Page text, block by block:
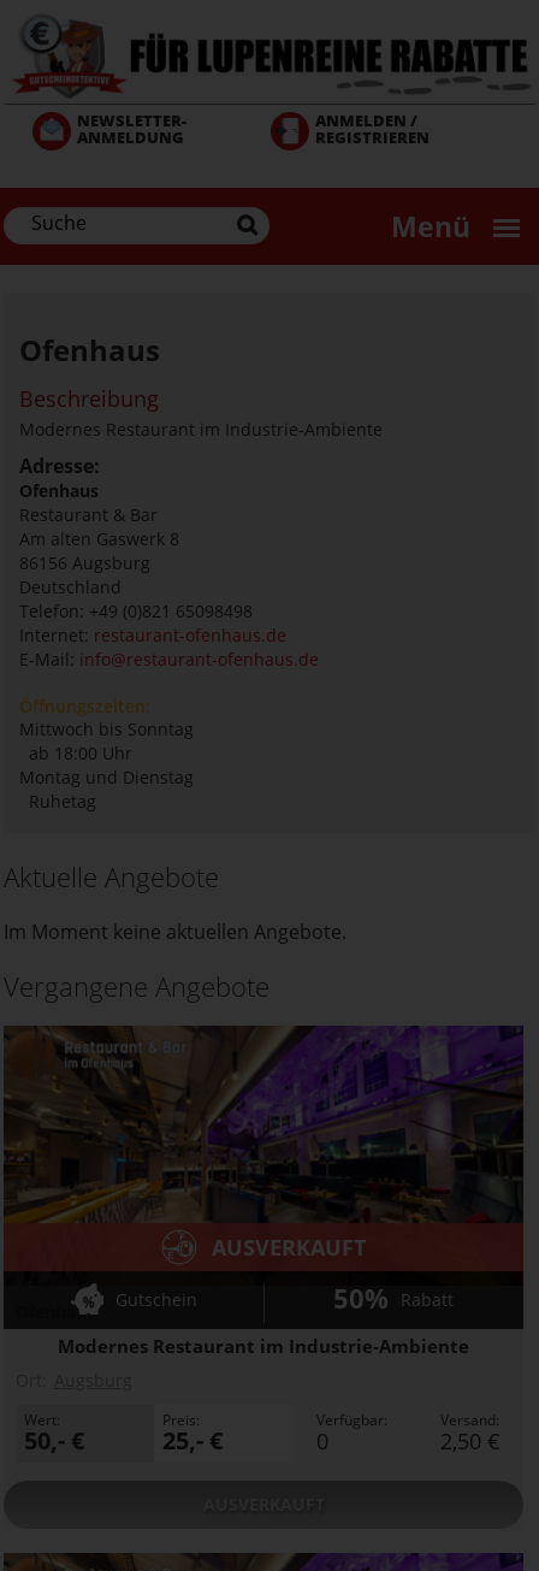
zum
Inhalt
NEWSLETTER-
ANMELDUNG
ANMELDEN /
REGISTRIEREN
Menü
Ofenhaus
Beschreibung
Modernes Restaurant im Industrie-Ambiente
Adresse:
Ofenhaus
Restaurant & Bar
Am alten Gaswerk 8
86156 Augsburg
Deutschland
Telefon: +49 (0)821 65098498
Internet: restaurant-ofenhaus.de
E-Mail: info@restaurant-ofenhaus.de
Öffnungszeiten:
Mittwoch bis Sonntag
ab 18:00 Uhr
Montag und Dienstag
Ruhetag
Aktuelle Angebote
Im Moment keine aktuellen Angebote.
Vergangene Angebote
Ofenhaus
Modernes Restaurant im Industrie-Ambiente
AUSVERKAUFT
Gutschein 50% Rabatt
Wert:
50,- €
Preis:
25,- €
Verfügbar:
0
Versand:
2,50 €